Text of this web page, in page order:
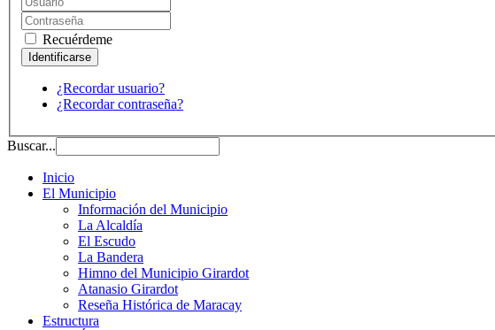
Recuérdeme
¿Recordar usuario?
¿Recordar contraseña?
Buscar...
Inicio
El Municipio
Información del Municipio
La Alcaldía
El Escudo
La Bandera
Himno del Municipio Girardot
Atanasio Girardot
Reseña Histórica de Maracay
Estructura